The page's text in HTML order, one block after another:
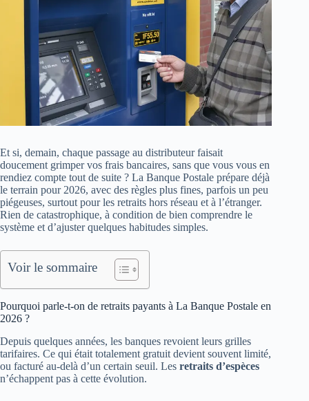
Et si, demain, chaque passage au distributeur faisait
doucement grimper vos frais bancaires, sans que vous vous en
rendiez compte tout de suite ? La Banque Postale prépare déjà
le terrain pour 2026, avec des règles plus fines, parfois un peu
piégeuses, surtout pour les retraits hors réseau et à l’étranger.
Rien de catastrophique, à condition de bien comprendre le
système et d’ajuster quelques habitudes simples.
Voir le sommaire
Pourquoi parle-t-on de retraits payants à La Banque Postale en
2026 ?
Depuis quelques années, les banques revoient leurs grilles
tarifaires. Ce qui était totalement gratuit devient souvent limité,
ou facturé au-delà d’un certain seuil. Les retraits d’espèces
n’échappent pas à cette évolution.